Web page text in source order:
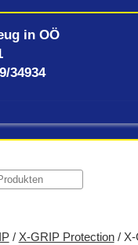
in OÖ
34934
/ X-GRIP Protection/ X-